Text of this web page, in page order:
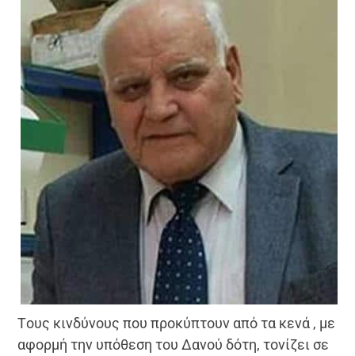
Tους κινδύνους που προκύπτουν από τα κενά , με
αφορμή την υπόθεση του Δανού δότη, τονίζει σε